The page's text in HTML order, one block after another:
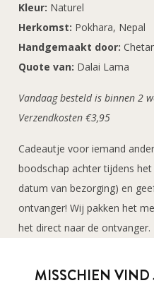
Kleur: Naturel
Herkomst: Pokhara, Nepal
Handgemaakt door:
Quote van: Dalai Lama
Vandaag besteld is binnen 2
Verzendkosten €3,95
Cadeautje voor iemand
boodschap achter tijdens
datum van bezorging) en
ontvanger! Wij pakken het
het direct naar de ontvanger.
MISSCHIEN